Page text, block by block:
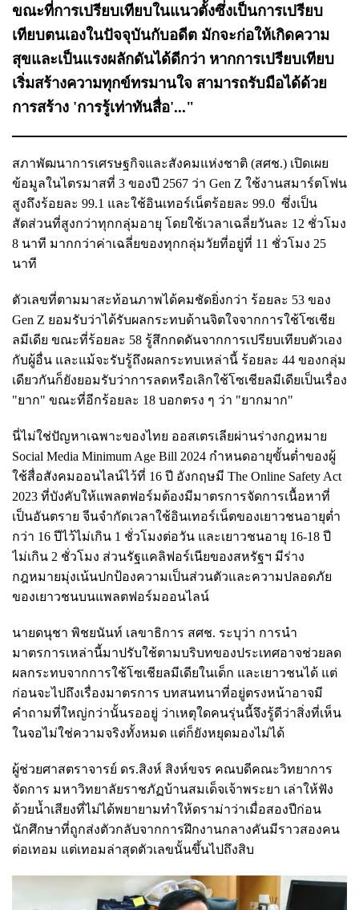
ขณะที่การเปรียบเทียบในแนวตั้งซึ่งเป็นการเปรียบ
เทียบตนเองในปัจจุบันกับอดีต มักจะก่อให้เกิดความ
สุขและเป็นแรงผลักดันได้ดีกว่า หากการเปรียบเทียบ
เริ่มสร้างความทุกข์ทรมานใจ สามารถรับมือได้ด้วย
การสร้าง 'การรู้เท่าทันสื่อ'..."
สภาพัฒนาการเศรษฐกิจและสังคมแห่งชาติ (สศช.) เปิดเผย
ข้อมูลในไตรมาสที่ 3 ของปี 2567 ว่า Gen Z ใช้งานสมาร์ตโฟน
สูงถึงร้อยละ 99.1 และใช้อินเทอร์เน็ตร้อยละ 99.0 ซึ่งเป็น
สัดส่วนที่สูงกว่าทุกกลุ่มอายุ โดยใช้เวลาเฉลี่ยวันละ 12 ชั่วโมง
8 นาที มากกว่าค่าเฉลี่ยของทุกกลุ่มวัยที่อยู่ที่ 11 ชั่วโมง 25
นาที
ตัวเลขที่ตามมาสะท้อนภาพได้คมชัดยิ่งกว่า ร้อยละ 53 ของ
Gen Z ยอมรับว่าได้รับผลกระทบด้านจิตใจจากการใช้โซเชีย
ลมีเดีย ขณะที่ร้อยละ 58 รู้สึกกดดันจากการเปรียบเทียบตัวเอง
กับผู้อื่น และแม้จะรับรู้ถึงผลกระทบเหล่านี้ ร้อยละ 44 ของกลุ่ม
เดียวกันก็ยังยอมรับว่าการลดหรือเลิกใช้โซเชียลมีเดียเป็นเรื่อง
"ยาก" ขณะที่อีกร้อยละ 18 บอกตรง ๆ ว่า "ยากมาก"
นี่ไม่ใช่ปัญหาเฉพาะของไทย ออสเตรเลียผ่านร่างกฎหมาย
Social Media Minimum Age Bill 2024 กำหนดอายุขั้นต่ำของผู้
ใช้สื่อสังคมออนไลน์ไว้ที่ 16 ปี อังกฤษมี The Online Safety Act
2023 ที่บังคับให้แพลตฟอร์มต้องมีมาตรการจัดการเนื้อหาที่
เป็นอันตราย จีนจำกัดเวลาใช้อินเทอร์เน็ตของเยาวชนอายุต่ำ
กว่า 16 ปีไว้ไม่เกิน 1 ชั่วโมงต่อวัน และเยาวชนอายุ 16-18 ปี
ไม่เกิน 2 ชั่วโมง ส่วนรัฐแคลิฟอร์เนียของสหรัฐฯ มีร่าง
กฎหมายมุ่งเน้นปกป้องความเป็นส่วนตัวและความปลอดภัย
ของเยาวชนบนแพลตฟอร์มออนไลน์
นายดนุชา พิชยนันท์ เลขาธิการ สศช. ระบุว่า การนำ
มาตรการเหล่านี้มาปรับใช้ตามบริบทของประเทศอาจช่วยลด
ผลกระทบจากการใช้โซเชียลมีเดียในเด็ก และเยาวชนได้ แต่
ก่อนจะไปถึงเรื่องมาตรการ บทสนทนาที่อยู่ตรงหน้าอาจมี
คำถามที่ใหญ่กว่านั้นรออยู่ ว่าเหตุใดคนรุ่นนี้จึงรู้ดีว่าสิ่งที่เห็น
ในจอไม่ใช่ความจริงทั้งหมด แต่ก็ยังหยุดมองไม่ได้
ผู้ช่วยศาสตราจารย์ ดร.สิงห์ สิงห์ขจร คณบดีคณะวิทยาการ
จัดการ มหาวิทยาลัยราชภัฏบ้านสมเด็จเจ้าพระยา เล่าให้ฟัง
ด้วยน้ำเสียงที่ไม่ได้พยายามทำให้ดราม่าว่าเมื่อสองปีก่อน
นักศึกษาที่ถูกส่งตัวกลับจากการฝึกงานกลางคันมีราวสองคน
ต่อเทอม แต่เทอมล่าสุดตัวเลขนั้นขึ้นไปถึงสิบ